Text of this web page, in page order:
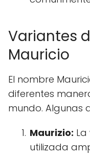
Variantes
Mauricio
El nombre
diferentes
mundo. Algunas
Maurizio:
utilizada